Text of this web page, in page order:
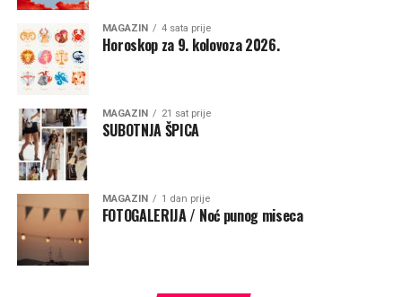
MAGAZIN 4 sata prije
Horoskop za 9. kolovoza 2026.
MAGAZIN 21 sat prije
SUBOTNJA ŠPICA
MAGAZIN 1 dan prije
FOTOGALERIJA / Noć punog miseca